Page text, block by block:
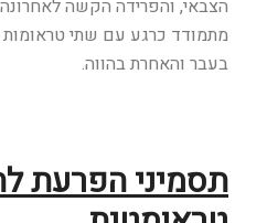
הצבאי, והפרידה הקשה לאחרונה
מתמודד כרגע עם שתי
בעבר והאחרת בהווה.
תסמיני הפרעת